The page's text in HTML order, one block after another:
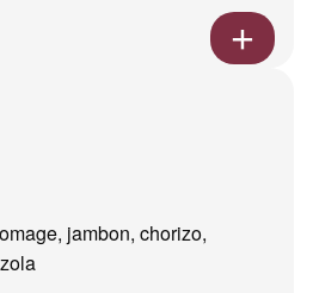
jambon, chorizo,